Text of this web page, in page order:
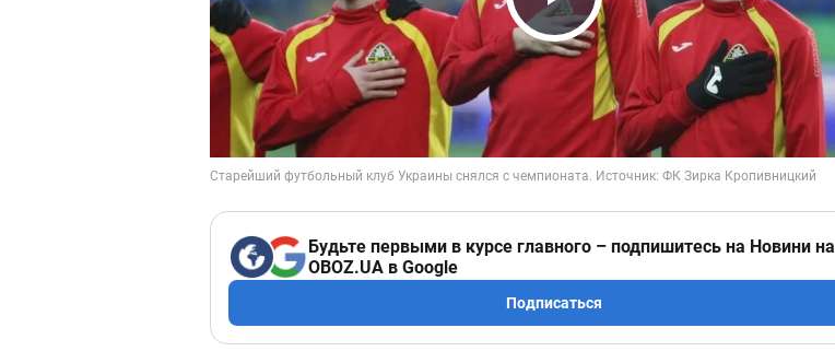
Play Video
Будьте первыми в курсе главного – подпишитесь на Новини на
OBOZ.UA в Google
Подписаться